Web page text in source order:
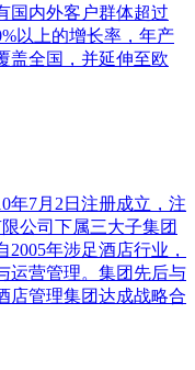
国内外客户群体超过
以上的增长率，年产
盖全国，并延伸至欧
年7月2日注册成立，注
公司下属三大子集团
年涉足酒店行业，
运营管理。集团先后与
店管理集团达成战略合